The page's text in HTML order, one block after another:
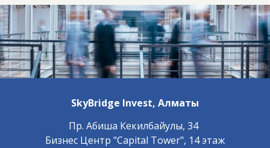
SkyBridge Invest, Алматы
Пр. ​Абиша Кекилбайулы, 34
Бизнес Центр "Capital Tower", 14 этаж